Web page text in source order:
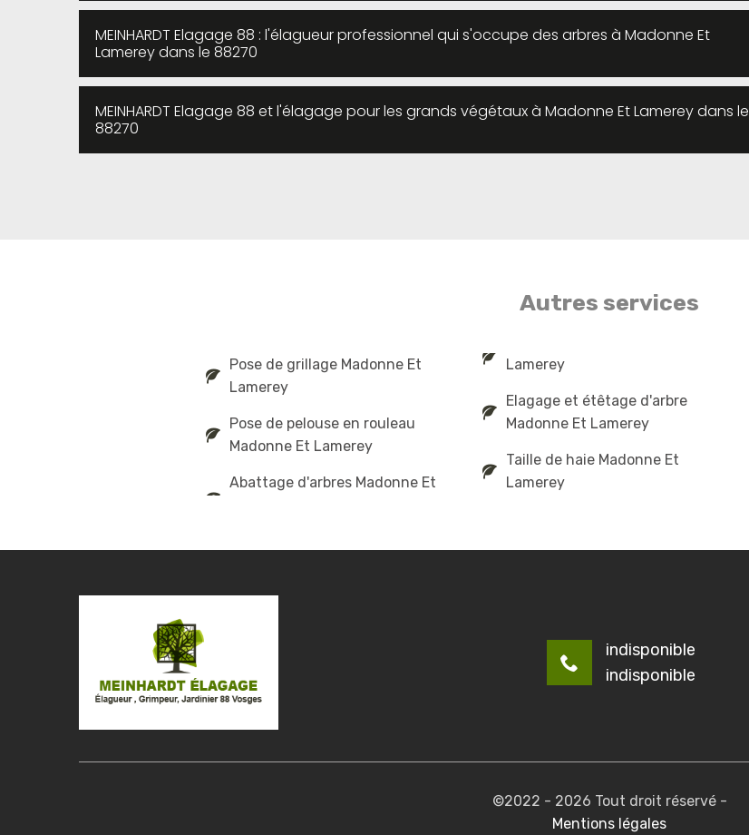
MEINHARDT Elagage 88 : l'élagueur professionnel qui s'occupe des arbres à Madonne Et
Lamerey dans le 88270
MEINHARDT Elagage 88 et l'élagage pour les grands végétaux à Madonne Et Lamerey dans le
88270
Autres services
Pose de grillage Madonne Et
Lamerey
Pose de pelouse en rouleau
Madonne Et Lamerey
Abattage d'arbres Madonne Et
Lamerey
Elagage et étêtage d'arbre
Madonne Et Lamerey
Taille de haie Madonne Et
Lamerey
indisponible
indisponible
©2022 - 2026 Tout droit réservé -
Mentions légales